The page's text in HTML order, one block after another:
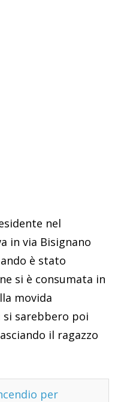
nel
in via Bisignano
è stato
si è consumata in
movida
si sarebbero poi
il ragazzo
per